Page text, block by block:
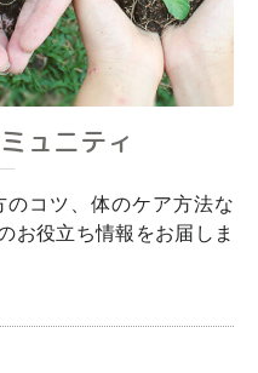
ュニティ
コツ、体のケア方法な
お役立ち情報をお届しま